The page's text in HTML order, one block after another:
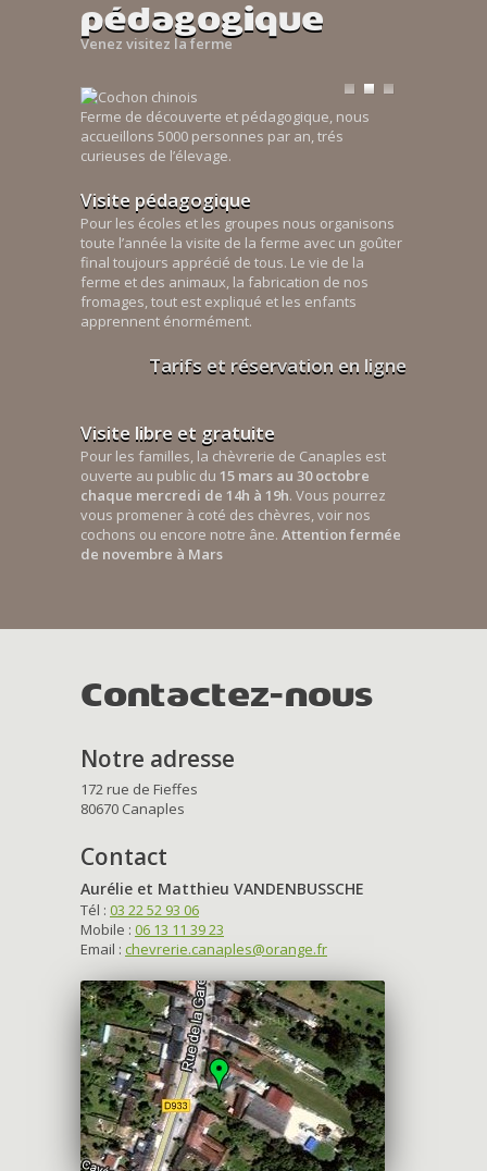
pédagogique
Venez visitez la ferme
Ferme de découverte et pédagogique, nous
accueillons 5000 personnes par an, trés
curieuses de l’élevage.
Visite pédagogique
Pour les écoles et les groupes nous organisons
toute l’année la visite de la ferme avec un goûter
final toujours apprécié de tous. Le vie de la
ferme et des animaux, la fabrication de nos
fromages, tout est expliqué et les enfants
apprennent énormément.
Tarifs et réservation en ligne
Visite libre et gratuite
Pour les familles, la chèvrerie de Canaples est
ouverte au public du 15 mars au 30 octobre
chaque mercredi de 14h à 19h. Vous pourrez
vous promener à coté des chèvres, voir nos
cochons ou encore notre âne. Attention fermée
de novembre à Mars
Contactez-nous
Notre adresse
172 rue de Fieffes
80670 Canaples
Contact
Aurélie et Matthieu VANDENBUSSCHE
Tél : 03 22 52 93 06
Mobile : 06 13 11 39 23
Email : chevrerie.canaples@orange.fr